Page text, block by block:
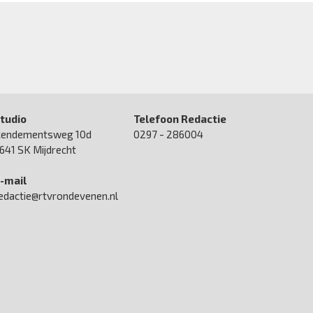
10d
SK Mijdrecht
mail
Telefoon Redactie
0297 - 286004